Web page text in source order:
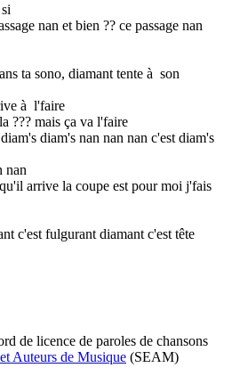
nan et bien ?? ce passage nan
ta sono, diamant tente à son
à l'faire
??? mais ça va l'faire
diam's nan nan nan c'est diam's
nan
arrive la coupe est pour moi j'fais
c'est fulgurant diamant c'est tête
de licence de paroles de chansons
Auteurs de Musique (SEAM)